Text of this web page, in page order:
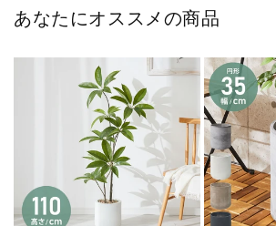
あなたにオススメの商品